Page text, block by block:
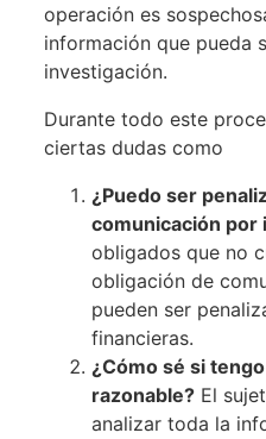
operación es
información que pueda
investigación.
Durante todo este
ciertas dudas como
¿Puedo ser
comunicación por
obligados que no
obligación de
pueden ser
financieras.
¿Cómo sé si
razonable?El
analizar toda la